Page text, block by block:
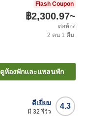
Flash Coupon
฿2,300.97~
ต่อห้อง
2 คน 1 คืน
ดูห้องพักและแพลนพัก
4.3
ดีเยี่ยม
มี 32 รีวิว